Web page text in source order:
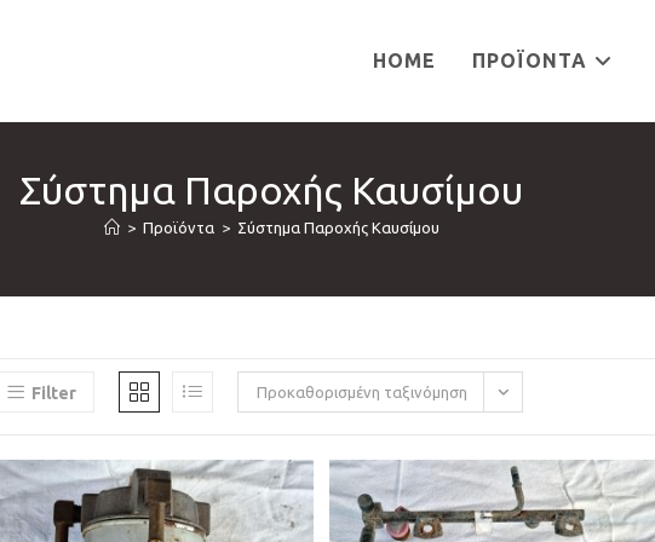
HOME ΠΡΟΪΌΝΤΑ
Σύστημα Παροχής Καυσίμου
> Προϊόντα > Σύστημα Παροχής Καυσίμου
Filter Προκαθορισμένη ταξινόμηση